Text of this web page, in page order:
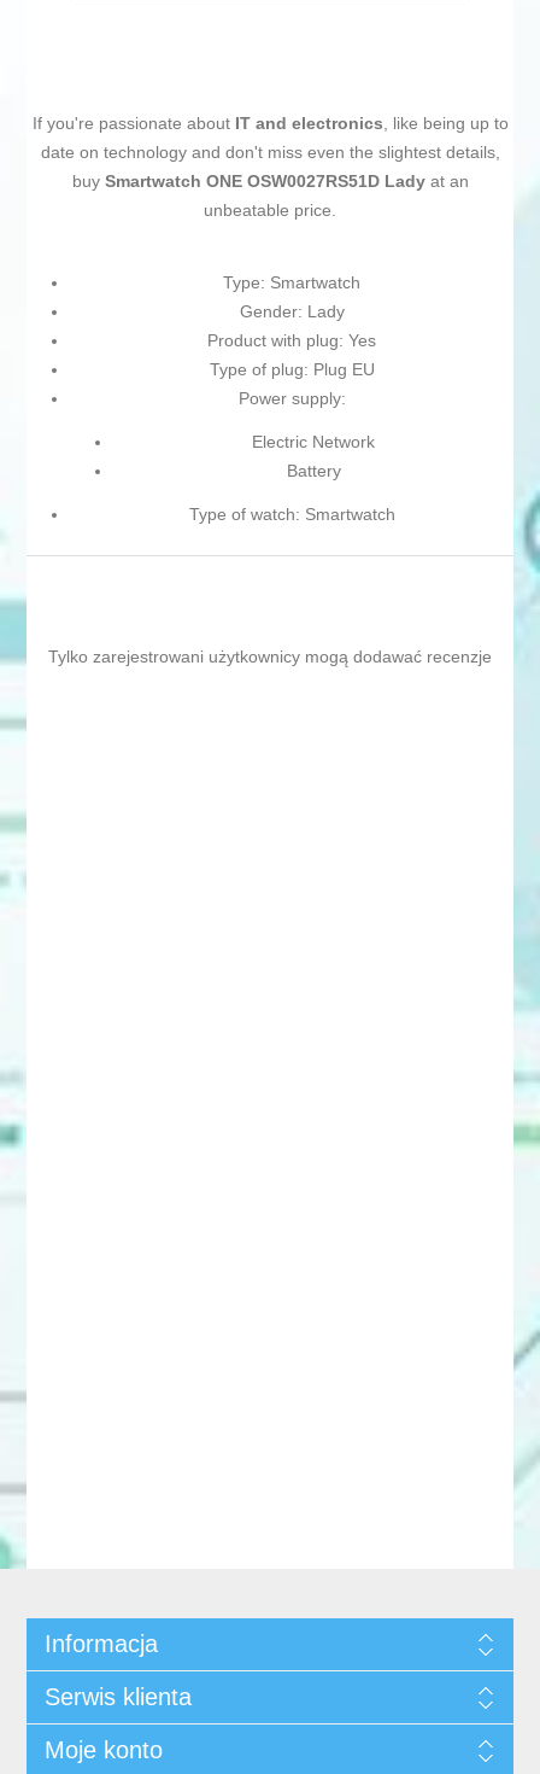
If you're passionate about IT and electronics, like being up to
date on technology and don't miss even the slightest details,
buy Smartwatch ONE OSW0027RS51D Lady at an
unbeatable price.
Type: Smartwatch
Gender: Lady
Product with plug: Yes
Type of plug: Plug EU
Power supply:
Electric Network
Battery
Type of watch: Smartwatch
Tylko zarejestrowani użytkownicy mogą dodawać recenzje
Informacja
Serwis klienta
Moje konto